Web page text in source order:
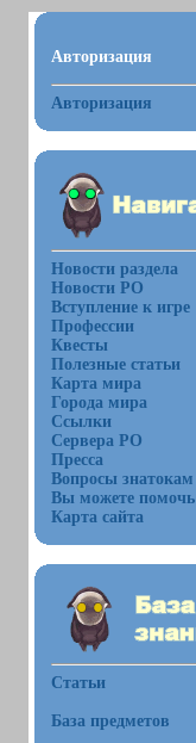
Авторизация
Авторизация
Новости раздела
Новости РО
Вступление к игре
Профессии
Квесты
Полезные статьи
Карта мира
Города мира
Ссылки
Сервера РО
Пресса
Вопросы знатокам
Вы можете помочь
Карта сайта
Статьи
База предметов